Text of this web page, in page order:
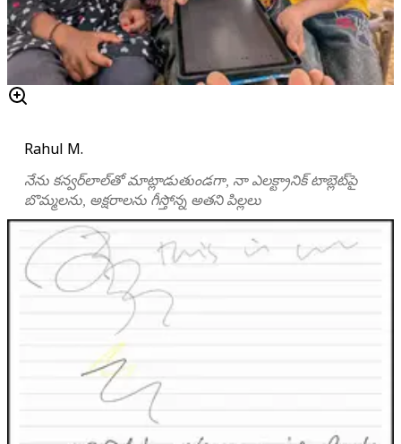
Rahul M.
నేను కన్వర్‌లాల్‌తో మాట్లాడుతుండగా, నా ఎలక్ట్రానిక్ టాబ్లెట్‌పై
బొమ్మలను, అక్షరాలను గీస్తోన్న అతని పిల్లలు